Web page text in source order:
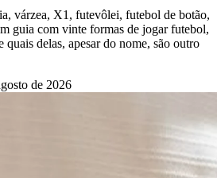
várzea, X1, futevôlei, futebol de botão,
guia com vinte formas de jogar futebol,
quais delas, apesar do nome, são outro
de 2026